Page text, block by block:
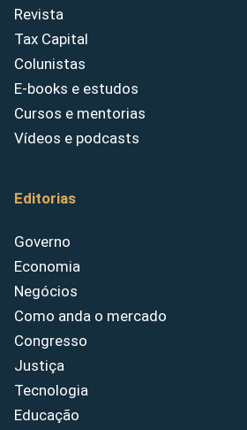
Revista
Tax Capital
Colunistas
E-books e estudos
Cursos e mentorias
Vídeos e podcasts
Editorias
Governo
Economia
Negócios
Como anda o mercado
Congresso
Justiça
Tecnologia
Educação